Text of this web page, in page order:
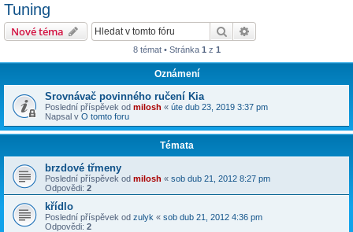
Tuning
Nové téma Hledat
8 témat • Stránka 1 z 1
Oznámení
Srovnávač povinného ručení Kia
Poslední příspěvek od milosh « úte dub 23, 2019 3:37 pm
Napsal v O tomto foru
Témata
brzdové třmeny
Poslední příspěvek od milosh « sob dub 21, 2012 8:27 pm
Odpovědi: 2
křídlo
Poslední příspěvek od zulyk « sob dub 21, 2012 4:36 pm
Odpovědi: 2